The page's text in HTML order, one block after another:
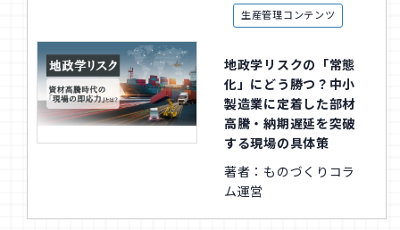
生産管理コンテンツ
地政学リスクの「常態
化」にどう勝つ？中小
製造業に定着した部材
高騰・納期遅延を突破
する現場の具体策
著者：ものづくりコラ
ム運営